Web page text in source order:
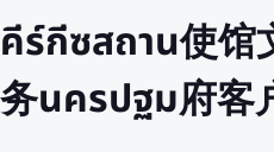
คีร์กีซสถาน使
务นครปฐม府客